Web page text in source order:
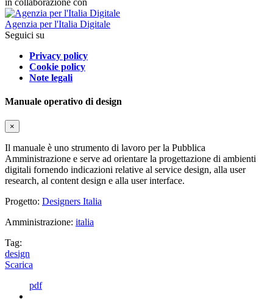
Agenzia per l'Italia Digitale
Seguici su
Privacy policy
Cookie policy
Note legali
Manuale operativo di design
×
Il manuale è uno strumento di lavoro per la Pubblica
Amministrazione e serve ad orientare la progettazione di ambienti
digitali fornendo indicazioni relative al service design, alla user
research, al content design e alla user interface.
Progetto: Designers Italia
Amministrazione: italia
Tag:
design
Scarica
pdf